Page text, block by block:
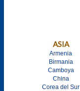
ASIA
Armenia
Birmania
Camboya
China
Corea del Sur